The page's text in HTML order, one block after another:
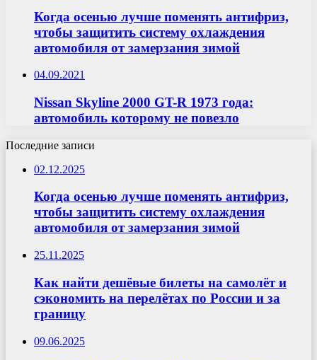
Когда осенью лучше поменять антифриз,
чтобы защитить систему охлаждения
автомобиля от замерзания зимой
04.09.2021
Nissan Skyline 2000 GT-R 1973 года:
автомобиль которому не повезло
Последние записи
02.12.2025
Когда осенью лучше поменять антифриз,
чтобы защитить систему охлаждения
автомобиля от замерзания зимой
25.11.2025
Как найти дешёвые билеты на самолёт и
сэкономить на перелётах по России и за
границу
09.06.2025